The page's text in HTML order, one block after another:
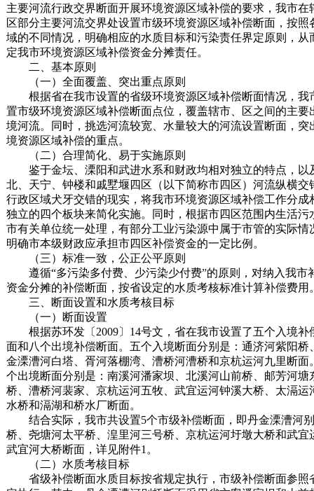
主要河流行政交界断面开展环境资源区域补偿的要求，我市在
区部分主要河流交界处设置市级环境资源区域补偿断面，按照
域的不同情况，明确相应的水质目标和污染责任界定原则，从
定我市环境资源区域补偿资金分摊责任。
二、基本原则
（一）全面覆盖、突出重点原则
根据省在我市设置的省级环境资源区域补偿断面情况，我
置市级环境资源区域补偿断面点位，覆盖辖市、区之间的主要
境河流。同时，挑选河流较宽、水量较大的河流设置断面，突
境资源区域补偿的重点。
（二）合理简化、易于实施原则
鉴于金坛、溧阳和武进水系和财政均相对独立的特点，以
北、天宁、钟楼和戚墅堰四区（以下简称市四区）河流纵横交
行政区域犬牙交错的现实，将我市环境资源区域补偿工作分成
独立的四个板块来简化实施。同时，根据市四区范围内生活污
市有关单位统一处理，有部分工业污染源中属于市管的实际情
明确市本级财政应承担市四区补偿资金的一定比例。
（三）标准一致，公正公平原则
遵循“多污染多付费、少污染少付费”的原则，对纳入我市
资金分摊的补偿断面，按省设定的水质考核标准计算补偿费用
三、断面设置和水质考核目标
（一）断面设置
根据苏环发〔2009〕14号文，省在我市设置了五个入境补
面和八个出境补偿断面。五个入境断面分别是：通济河紫阳桥
金溧漕河白塔、胥河落棚湾、漕桥河漕桥和京杭运河九里断面
个出境断面分别是：南溪河潘家坝、北溪河山前桥、邮芳河塘
桥、漕桥河裴家、京杭运河五牧、武宜运河钟溪大桥、太滆运
水桥和滆湖和桥水厂断面。
结合实际，我市共设置5个市级补偿断面，即丹金溧漕河别
桥、尧塘河太平桥、湟里河三号桥、京杭运河圩墩大桥和武宜
武宜河大桥断面，详见附件1。
（二）水质考核目标
省级补偿断面水质目标按省规定执行，市级补偿断面参照